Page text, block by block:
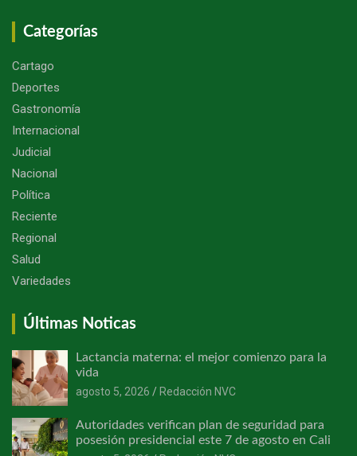
Categorías
Cartago
Deportes
Gastronomía
Internacional
Judicial
Nacional
Política
Reciente
Regional
Salud
Variedades
Últimas Noticas
Lactancia materna: el mejor comienzo para la
vida
agosto 5, 2026
Redacción NVC
Autoridades verifican plan de seguridad para
posesión presidencial este 7 de agosto en Cali